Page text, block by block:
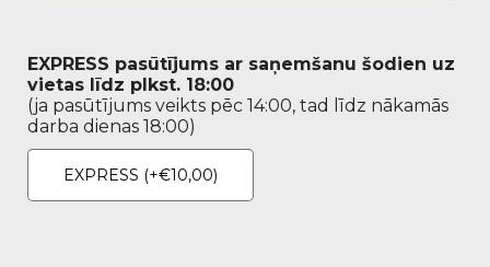
EXPRESS pasūtījums ar saņemšanu šodien uz
vietas līdz plkst. 18:00
(ja pasūtījums veikts pēc 14:00, tad līdz nākamās
darba dienas 18:00)
EXPRESS (+€10,00)